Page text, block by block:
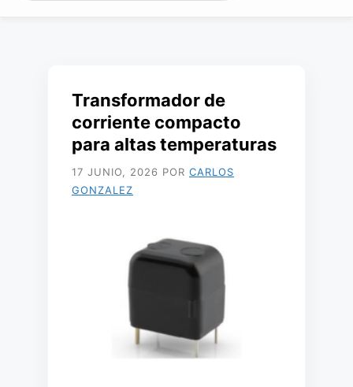
Transformador de
corriente compacto
para altas temperaturas
17 JUNIO, 2026 POR CARLOS
GONZALEZ